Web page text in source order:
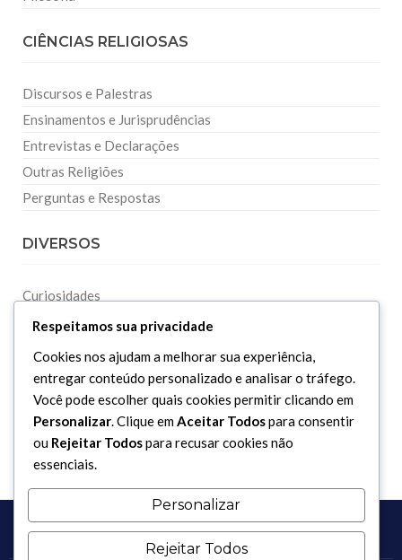
CIÊNCIAS RELIGIOSAS
Discursos e Palestras
Ensinamentos e Jurisprudências
Entrevistas e Declarações
Outras Religiões
Perguntas e Respostas
DIVERSOS
Curiosidades
Dicionário Islâmico
Respeitamos sua privacidade
Cookies nos ajudam a melhorar sua experiência,
entregar conteúdo personalizado e analisar o tráfego.
Você pode escolher quais cookies permitir clicando em
Personalizar. Clique emAceitar Todospara consentir
ou Rejeitar Todospara recusar cookies não
essenciais.
Personalizar
Rejeitar Todos